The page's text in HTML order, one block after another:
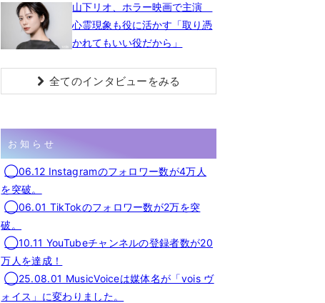
山下リオ、ホラー映画で主演
心霊現象も役に活かす「取り憑
かれてもいい役だから」
全てのインタビューをみる
お知らせ
◯06.12 Instagramのフォロワー数が4万人
を突破。
◯06.01 TikTokのフォロワー数が2万を突
破。
◯10.11 YouTubeチャンネルの登録者数が20
万人を達成！
◯25.08.01 MusicVoiceは媒体名が「vois ヴ
ォイス」に変わりました。